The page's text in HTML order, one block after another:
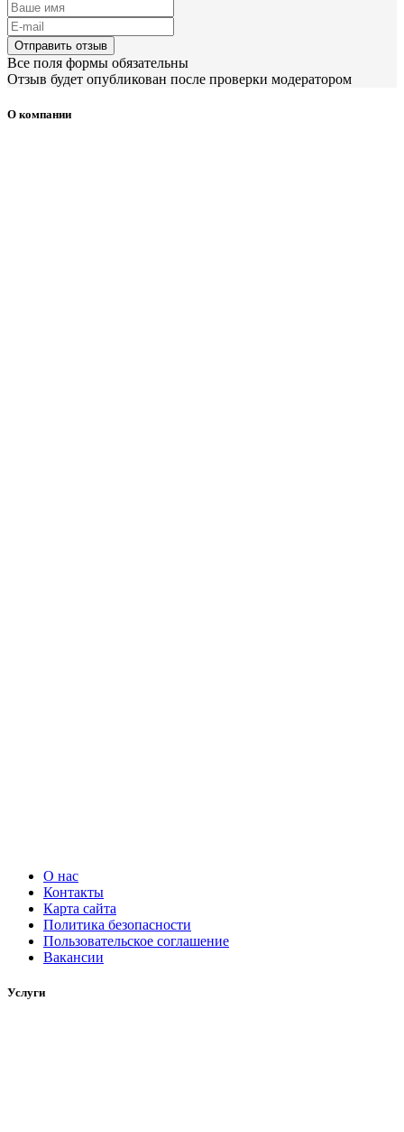
Отправить отзыв
Все поля формы обязательны
Отзыв будет опубликован после проверки модератором
О компании
О нас
Контакты
Карта сайта
Политика безопасности
Пользовательское соглашение
Вакансии
Услуги